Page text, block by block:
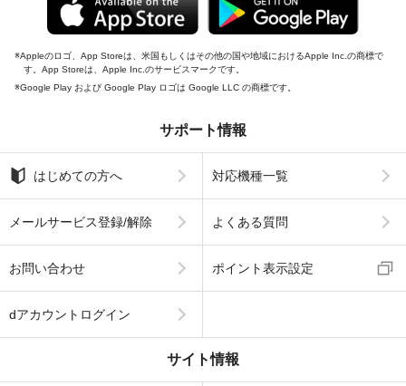
Appleのロゴ、App Storeは、米国もしくはその他の国や地域におけるApple Inc.の商標で
す。App Storeは、Apple Inc.のサービスマークです。
Google Play および Google Play ロゴは Google LLC の商標です。
サポート情報
はじめての方へ 対応機種一覧
メールサービス登録/解除 よくある質問
お問い合わせ ポイント表示設定
dアカウントログイン
サイト情報